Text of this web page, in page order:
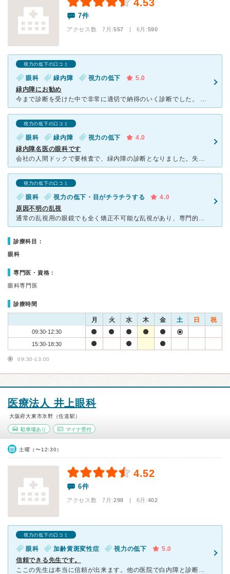
4.53
7件
アクセス数 7月:557 | 6月:590
視力の低下の口コミ
眼科 緑内障 視力の低下
5.0
緑内障にお勧め
今まで診断を受けた中で非常に適切で納得のいく診断でした。 これまでの病院はとにかく眼圧で、眼圧を下げるしか頭になかったのですが、前田先生は経験豊かで緑内障の本質をご存知であると思います。と申しま
視力の低下の口コミ
眼科 緑内障 視力の低下
4.0
緑内障名医の眼科です
会社の人間ドックで要検査で、緑内障の診断となりました。失明の不安から緑内障治療で評判の良い眼科を探して、東京在住の時はお茶の水の井上眼科にお世話になっていたのですが、大阪に転居したため、とりあえずネッ
視力の低下の口コミ
眼科 視力の低下・目がチラチラする
4.0
原因不明の乱視
通常の乱視用の眼鏡でも全く矯正不可能な乱視があり、専門的な処方をしてもらいたいと思ってうかがいました。しかし検査しても目の中は何も問題なく、目の異常は考えられないという診断で、脳神経外科を紹介されてＭ
診療科目：
眼科
専門医・資格：
眼科専門医
診療時間
月 火 水 木 金 土 日 祝
09:30-12:30
15:30-18:30
09:30-13:00
医療法人 井上眼科
大阪府大東市氷野（住道駅）
駐車場あり マイナ受付
土曜（〜12:30）
4.52
6件
アクセス数 7月:298 | 6月:402
視力の低下の口コミ
眼科 加齢黄斑変性症 視力の低下
5.0
信頼できる先生です。
ここの先生は本当に信頼が出来ます。他の医院で白内障と診断され、疑心暗鬼になりこの病院で診察してもらったのですが、白内障は無く加齢黄斑変性症と診断され紹介状を書いて頂き大きな病院に通院しています。危うく